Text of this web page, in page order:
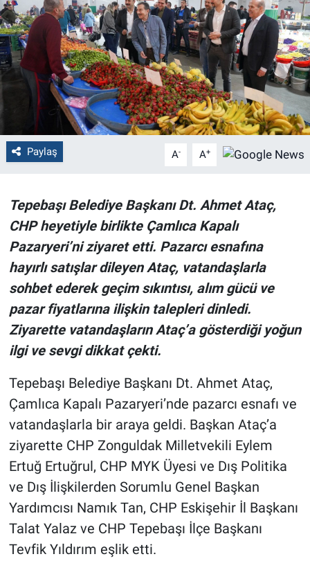
Paylaş A- A+
Tepebaşı Belediye Başkanı Dt. Ahmet Ataç,
CHP heyetiyle birlikte Çamlıca Kapalı
Pazaryeri’ni ziyaret etti. Pazarcı esnafına
hayırlı satışlar dileyen Ataç, vatandaşlarla
sohbet ederek geçim sıkıntısı, alım gücü ve
pazar fiyatlarına ilişkin talepleri dinledi.
Ziyarette vatandaşların Ataç’a gösterdiği yoğun
ilgi ve sevgi dikkat çekti.
Tepebaşı Belediye Başkanı Dt. Ahmet Ataç,
Çamlıca Kapalı Pazaryeri’nde pazarcı esnafı ve
vatandaşlarla bir araya geldi. Başkan Ataç’a
ziyarette CHP Zonguldak Milletvekili Eylem
Ertuğ Ertuğrul, CHP MYK Üyesi ve Dış Politika
ve Dış İlişkilerden Sorumlu Genel Başkan
Yardımcısı Namık Tan, CHP Eskişehir İl Başkanı
Talat Yalaz ve CHP Tepebaşı İlçe Başkanı
Tevfik Yıldırım eşlik etti.
Alış-Veriş/İş dünyası
Kültür Sanat
Politika
Bilecik
Kütahya
Gezi
Çevre
Yerel
Magazin
Bilim ve Teknoloji